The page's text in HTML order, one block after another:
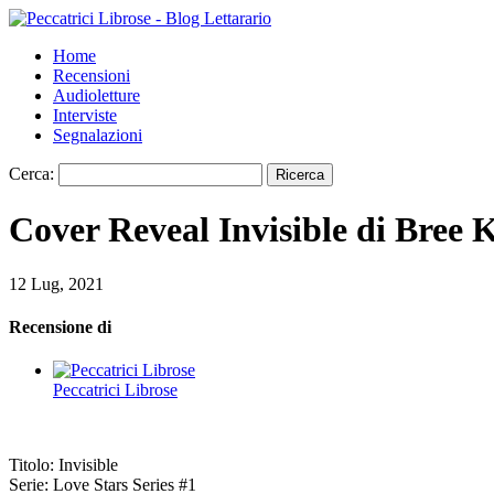
Home
Recensioni
Audioletture
Interviste
Segnalazioni
Cerca:
Cover Reveal Invisible di Bree
12 Lug, 2021
Recensione di
Peccatrici Librose
Titolo: Invisible
Serie: Love Stars Series #1